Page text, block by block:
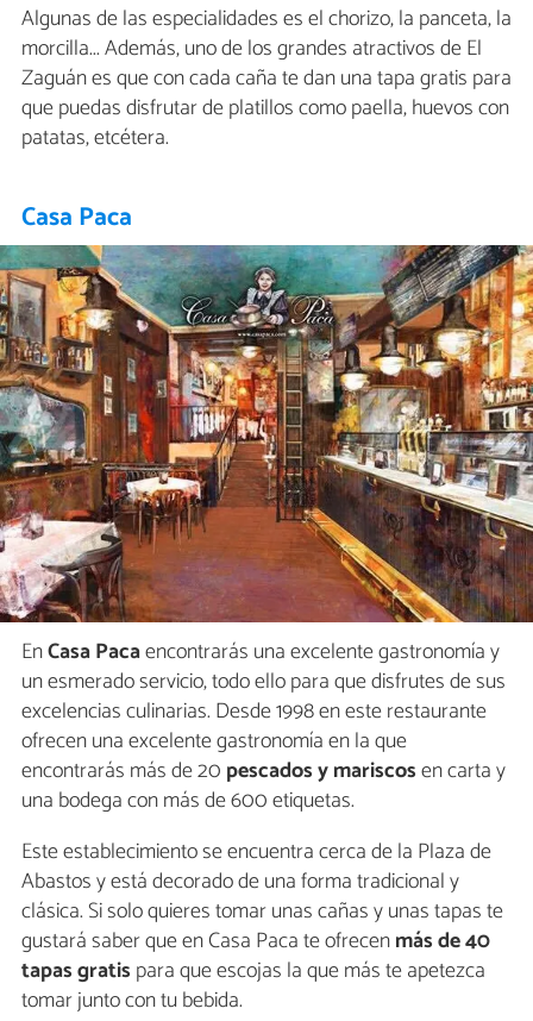
Algunas de las especialidades es el chorizo, la panceta, la
morcilla... Además, uno de los grandes atractivos de El
Zaguán es que con cada caña te dan una tapa gratis para
que puedas disfrutar de platillos como paella, huevos con
patatas, etcétera.
Casa Paca
EnCasa Pacaencontrarás una excelente gastronomía y
un esmerado servicio, todo ello para que disfrutes de sus
excelencias culinarias. Desde 1998 en este restaurante
ofrecen una excelente gastronomía en la que
encontrarás más de 20 pescados y mariscosen carta y
una bodega con más de 600 etiquetas.
Este establecimiento se encuentra cerca de la Plaza de
Abastos y está decorado de una forma tradicional y
clásica. Si solo quieres tomar unas cañas y unas tapas te
gustará saber que en Casa Paca te ofrecenmás de 40
tapas gratis para que escojas la que más te apetezca
tomar junto con tu bebida.